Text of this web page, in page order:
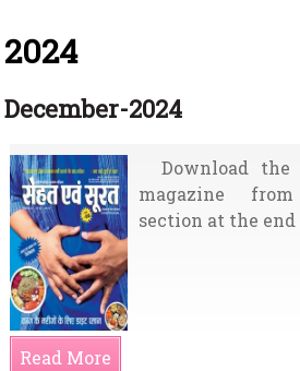
2024
December-2024
Download the
magazine
section at the end
Read More